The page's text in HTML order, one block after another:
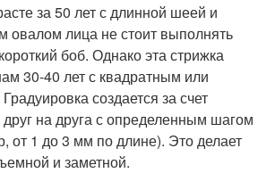
за 50 лет с длинной шеей и
овалом лица не стоит выполнять
боб. Однако эта стрижка
30-40 лет с квадратным или
создается за счет
на друга с определенным шагом
от 1 до 3 мм по длине). Это делает
и заметной.